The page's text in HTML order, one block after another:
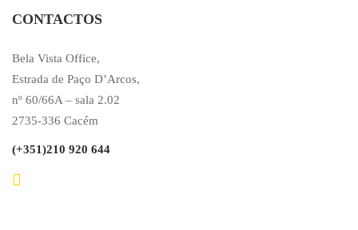
CONTACTOS
Bela Vista Office,
Estrada de Paço D’Arcos,
nº 60/66A – sala 2.02
2735-336 Cacém
(+351)210 920 644